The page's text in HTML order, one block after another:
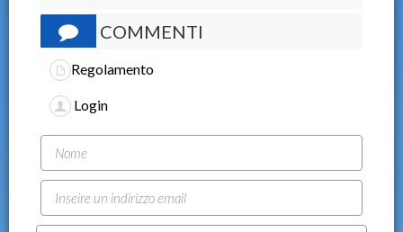
COMMENTI
Regolamento
Login